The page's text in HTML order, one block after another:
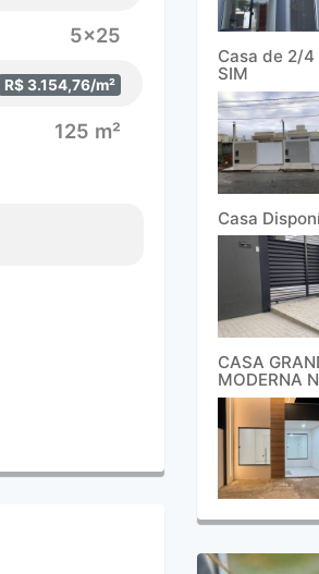
5x25
R$ 3.154,76/m²
125 m²
Casa de 2/
SIM
Casa
CASA
MODERNA